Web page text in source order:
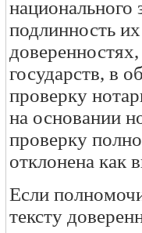
национального
подлинность
государств, в
проверку
на основании
проверку
отклонена как
Если
тексту